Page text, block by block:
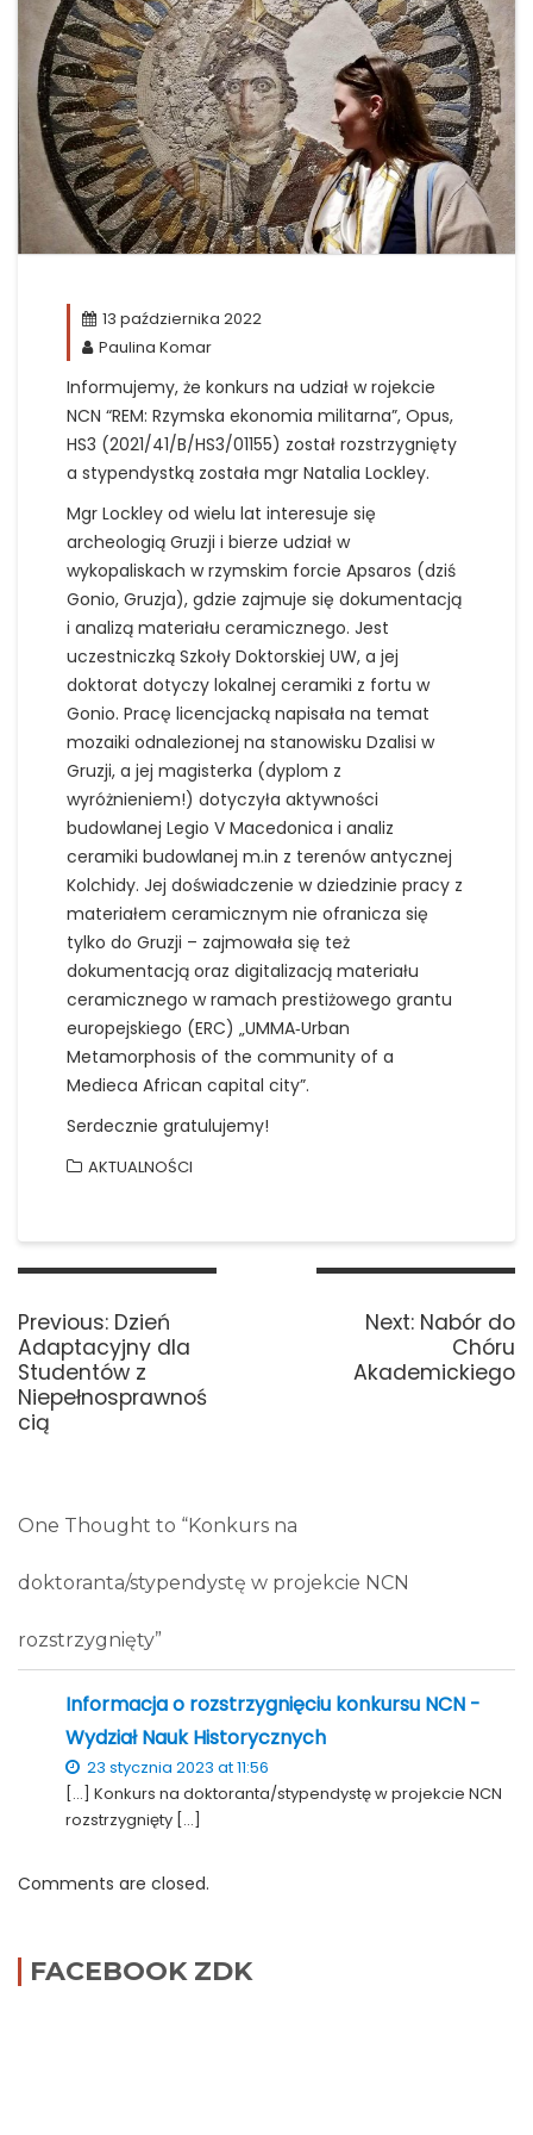
13 października 2022
Paulina Komar
Informujemy, że konkurs na udział w rojekcie
NCN “REM: Rzymska ekonomia militarna”, Opus,
HS3 (2021/41/B/HS3/01155) został rozstrzygnięty
a stypendystką została mgr Natalia Lockley.
Mgr Lockley od wielu lat interesuje się
archeologią Gruzji i bierze udział w
wykopaliskach w rzymskim forcie Apsaros (dziś
Gonio, Gruzja), gdzie zajmuje się dokumentacją
i analizą materiału ceramicznego. Jest
uczestniczką Szkoły Doktorskiej UW, a jej
doktorat dotyczy lokalnej ceramiki z fortu w
Gonio. Pracę licencjacką napisała na temat
mozaiki odnalezionej na stanowisku Dzalisi w
Gruzji, a jej magisterka (dyplom z
wyróżnieniem!) dotyczyła aktywności
budowlanej Legio V Macedonica i analiz
ceramiki budowlanej m.in z terenów antycznej
Kolchidy. Jej doświadczenie w dziedzinie pracy z
materiałem ceramicznym nie ofranicza się
tylko do Gruzji – zajmowała się też
dokumentacją oraz digitalizacją materiału
ceramicznego w ramach prestiżowego grantu
europejskiego (ERC) „UMMA‑Urban
Metamorphosis of the community of a
Medieca African capital city”.
Serdecznie gratulujemy!
AKTUALNOŚCI
Nawigacja
Previous: Previous
post:
Dzień
Adaptacyjny dla
Studentów z
Niepełnosprawnoś
cią
Next: Next
post:
Nabór do
Chóru
Akademickiego
One Thought to “Konkurs na
doktoranta/stypendystę w projekcie NCN
rozstrzygnięty”
Informacja o rozstrzygnięciu konkursu NCN -
Wydział Nauk Historycznych
23 stycznia 2023 at 11:56
[…] Konkurs na doktoranta/stypendystę w projekcie NCN
rozstrzygnięty […]
Comments are closed.
FACEBOOK ZDK